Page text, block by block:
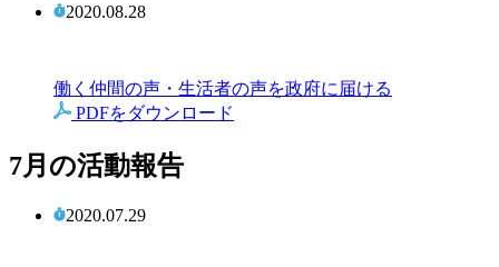
2020.08.28
働く仲間の声・生活者の声を政府に届ける
PDFをダウンロード
7月の活動報告
2020.07.29